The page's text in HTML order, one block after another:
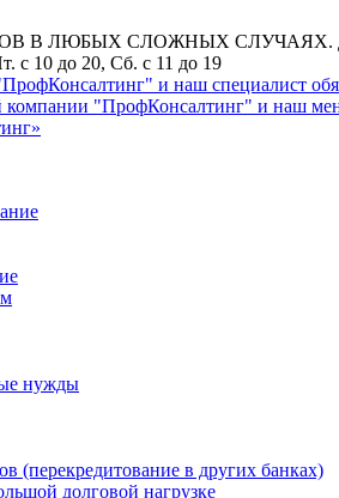
В ЛЮБЫХ СЛОЖНЫХ СЛУЧАЯХ.
с 10 до 20, Сб. с 11 до 19
и наш специалист
компании "ПрофКонсалтинг" и наш
нужды
(перекредитование в других банках)
долговой нагрузке